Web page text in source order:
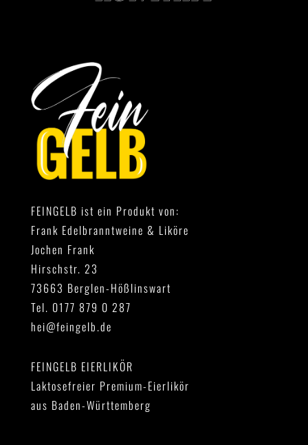
FEINGELB ist ein Produkt von:
Frank Edelbranntweine & Liköre
Jochen Frank
Hirschstr. 23
73663 Berglen-Hößlinswart
Tel. 0177 879 0 287
hei@feingelb.de
FEINGELB EIERLIKÖR
Laktosefreier Premium-Eierlikör
aus Baden-Württemberg